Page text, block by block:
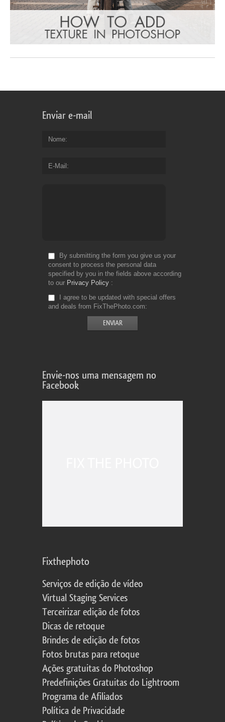
Enviar e-mail
Nome
E-Mail
By submitting the form you give us your
consent to process the personal data
specified by you in the fields above according
to our Privacy Policy
I agree to be updated with special offers
and deals from FixThePhoto.com
Envie-nos uma mensagem no
Facebook
Fixthephoto
Serviços de edição de vídeo
Virtual Staging Services
Terceirizar edição de fotos
Dicas de retoque
Brindes de edição de fotos
Fotos brutas para retoque
Ações gratuitas do Photoshop
Predefinições Gratuitas do Lightroom
Programa de Afiliados
Política de Privacidade